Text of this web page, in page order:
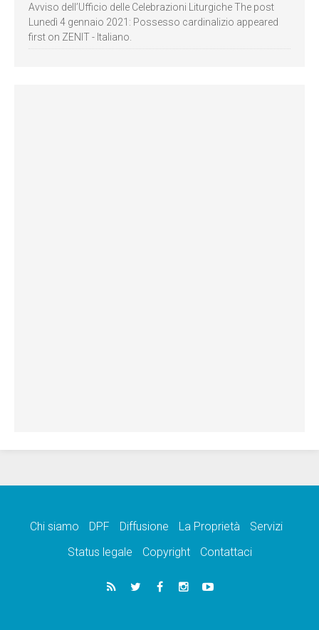
Avviso dell’Ufficio delle Celebrazioni Liturgiche The post
Lunedì 4 gennaio 2021: Possesso cardinalizio appeared
first on ZENIT - Italiano.
Chi siamo DPF Diffusione La Proprietà
Servizi
Status legale
Copyright Contattaci